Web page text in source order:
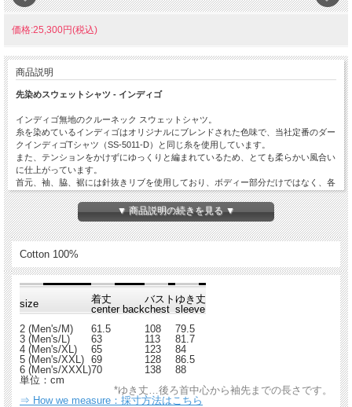
価格:25,300円(税込)
商品説明
先染めスウェットシャツ - インディゴ
インディゴ無地のクルーネック スウェットシャツ。
糸を染めているインディゴはオリジナルにブレンドされた色味で、当社定番のダー
クインディゴTシャツ（SS-5011-D）と同じ糸を使用しています。
また、テンションをかけずにゆっくりと編まれているため、とても柔らかい風合い
に仕上がっています。
首元、袖、脇、裾には針抜きリブを使用しており、ボディー部分だけではなく、各
パーツの色落ちもしっかりと楽しめる”育てるスウェット”です。
⇒ Stripe はこちら
▼ 商品説明の続きを見る ▼
Cotton 100%
size
着丈
center back
バスト
chest
ゆき丈
sleeve
2 (Men's/M)
61.5 108
79.5
3 (Men's/L)
63 113
81.7
4 (Men's/XL)
65 123
84
5 (Men's/XXL) 69 128
86.5
6 (Men's/XXXL)70 138
88
単位：cm
*ゆき丈…後ろ首中心から袖先までの長さです。
⇒ How we measure：採寸方法はこちら